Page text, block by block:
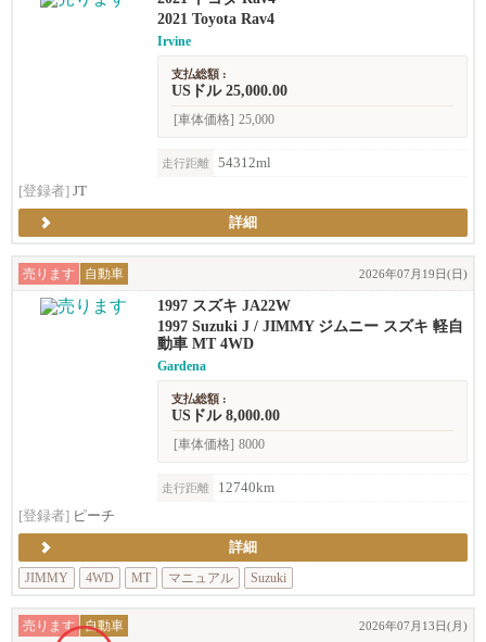
2021 Toyota Rav4
Irvine
支払総額 :
USドル 25,000.00
[車体価格] 25,000
走行距離
54312ml
[登録者] JT
詳細
売ります 自動車 2026年07月19日(日)
1997 スズキ JA22W
1997 Suzuki J / JIMMY ジムニー スズキ 軽自
動車 MT 4WD
Gardena
支払総額 :
USドル 8,000.00
[車体価格] 8000
走行距離
12740km
[登録者] ピーチ
詳細
JIMMY
4WD MT マニュアル Suzuki
売ります 自動車 2026年07月13日(月)